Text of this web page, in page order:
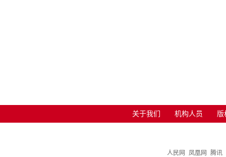
关于我们 机构人员 版
人民网 凤凰网 腾讯